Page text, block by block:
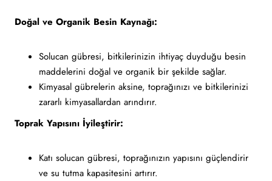
Doğal ve Organik Besin Kaynağı:
Solucan gübresi, bitkilerinizin ihtiyaç duyduğu besin
maddelerini doğal ve organik bir şekilde sağlar.
Kimyasal gübrelerin aksine, toprağınızı ve bitkilerinizi
zararlı kimyasallardan arındırır.
Toprak Yapısını İyileştirir:
Katı solucan gübresi, toprağınızın yapısını güçlendirir
ve su tutma kapasitesini artırır.